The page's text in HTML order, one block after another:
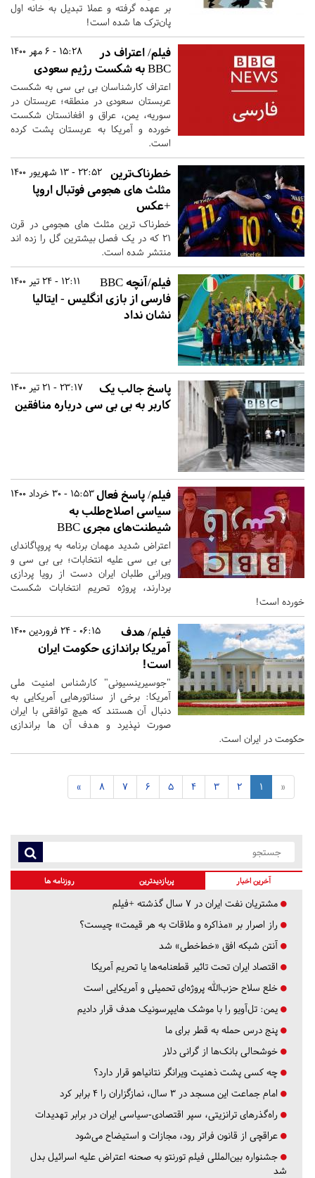
بر عهده گرفته و عملا تبدیل به خانه اول
پان‌ترک ها شده است!
15:28 - 6 مهر 1400
فیلم/ اعتراف در
BBC به شکست رژیم سعودی
اعتراف کارشناسان بی بی سی به شکست
عربستان سعودی در منطقه؛ عربستان در
سوریه، یمن، عراق و افغانستان شکست
خورده و آمریکا به عربستان پشت کرده
است.
22:52 - 13 شهریور 1400
خطرناک‌ترین
مثلث های هجومی فوتبال اروپا
+عکس
خطرناک ترین مثلث های هجومی در قرن
۲۱ که در یک فصل بیشترین گل را زده اند
منتشر شده است.
12:11 - 24 تیر 1400
فیلم/آنچه BBC
فارسی از بازی انگلیس - ایتالیا
نشان نداد
23:17 - 21 تیر 1400
پاسخ جالب یک
کاربر به بی بی سی درباره منافقین
15:53 - 30 خرداد 1400فیلم/ پاسخ فعال
سیاسی اصلاح‌طلب به
شیطنت‌های مجری BBC
اعتراض شدید مهمان برنامه به پروپاگاندای
بی بی سی علیه انتخابات؛ بی بی سی و
ویرانی طلبان ایران دست از رویا پردازی
بردارند، پروژه تحریم انتخابات شکست
خورده است!
06:15 - 24 فروردین 1400
فیلم/ هدف
آمریکا براندازی حکومت ایران
است!
"جوسیرینسیونی" کارشناس امنیت ملی
آمریکا: برخی از سناتورهایی آمریکایی به
دنبال آن هستند که هیچ توافقی با ایران
صورت نپذیرد و هدف آن ها براندازی
حکومت در ایران است.
«
1
2
3
4
5
6
7
8
»
آخرین اخبار پربازدیدترین روزنامه ها
مشتریان نفت ایران در ۷ سال گذشته +فیلم
راز اصرار بر «مذاکره و ملاقات به هر قیمت» چیست؟
آنتن شبکه افق «خط‌خطی» شد
اقتصاد ایران تحت تاثیر قطعنامه‌ها یا تحریم‌ آمریکا
خلع سلاح حزب‌الله پروژه‌ای تحمیلی و آمریکایی است
یمن: تل‌آویو را با موشک هایپرسونیک هدف قرار دادیم
پنج درس‌ حمله به قطر برای ما
خوشحالی بانک‌ها از گرانی دلار
چه کسی پشت ذهنیت ویرانگر نتانیاهو قرار دارد؟
امام جماعت این مسجد در ۳ سال، نمازگزاران را ۴ برابر کرد
راه‌گذرهای ترانزیتی، سپر اقتصادی-سیاسی ایران در برابر تهدیدات
عراقچی از قانون فراتر رود، مجازات و استیضاح می‌شود
جشنواره بین‌المللی فیلم تورنتو به صحنه اعتراض علیه اسرائیل بدل
شد